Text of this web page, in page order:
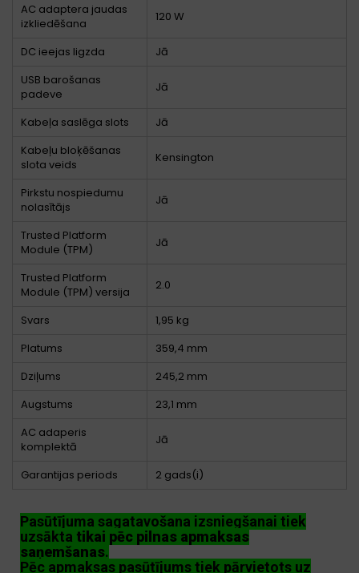
AC adaptera jaudas
izkliedēšana
120 W
DC ieejas ligzda
Jā
USB barošanas
padeve
Jā
Kabeļa saslēga slots
Jā
Kabeļu bloķēšanas
slota veids
Kensington
Pirkstu nospiedumu
nolasītājs
Jā
Trusted Platform
Module (TPM)
Jā
Trusted Platform
Module (TPM) versija
2.0
Svars
1,95 kg
Platums
359,4 mm
Dziļums
245,2 mm
Augstums
23,1 mm
AC adaperis
komplektā
Jā
Garantijas periods 2 gads(i)
Pasūtījuma sagatavošana izsniegšanai tiek
uzsākta tikai pēc pilnas apmaksas
saņemšanas.
Pēc apmaksas pasūtījums tiek pārvietots uz